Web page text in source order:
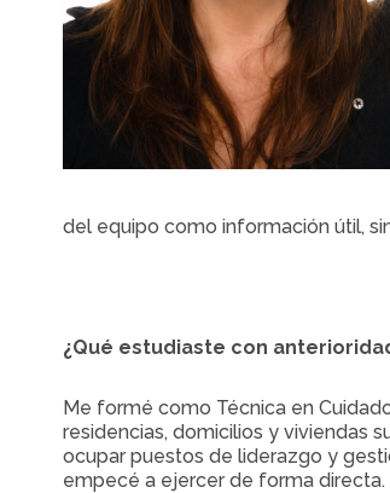
del equipo como información útil,
¿Qué estudiaste con
Me formé como Técnica en
residencias, domicilios y viviendas
ocupar puestos de liderazgo y
empecé a ejercer de forma directa.